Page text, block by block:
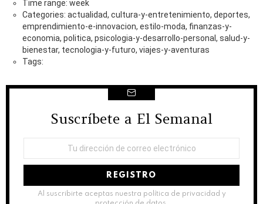
Time range: week
Categories: actualidad, cultura-y-entretenimiento, deportes,
emprendimiento-e-innovacion, estilo-moda, finanzas-y-
economia, politica, psicologia-y-desarrollo-personal, salud-y-
bienestar, tecnologia-y-futuro, viajes-y-aventuras
Tags:
NEWSLETTER
Suscríbete a El Semanal
correo
Al suscribirte aceptas nuestra política de privacidad y